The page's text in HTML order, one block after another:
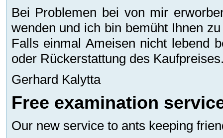
Bei Problemen bei von mir
wenden und ich bin bemüht Ihnen
Falls einmal Ameisen nicht lebend
oder Rückerstattung des
Gerhard Kalytta
Free examination
Our new service to ants keeping